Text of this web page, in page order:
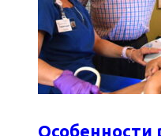
Особенности